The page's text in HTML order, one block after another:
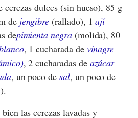
cerezas dulces (sin hueso), 85 g
de jengibre (rallado), 1ají
depimienta negra(molida), 80
, 1 cucharada de vinagre
, 2 cucharadas de azúcar
, un poco desal, un poco de
).
las cerezas lavadas y